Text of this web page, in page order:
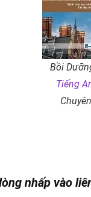
Bồi
Tiếng
nhấp vào